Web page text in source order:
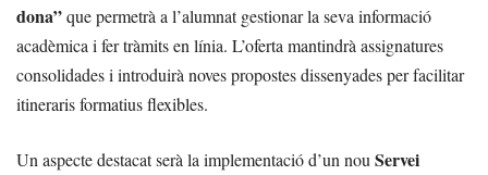
dona”que permetrà a l’alumnat gestionar la seva informació
acadèmica i fer tràmits en línia. L’oferta mantindrà assignatures
consolidades i introduirà noves propostes dissenyades per facilitar
itineraris formatius flexibles.
Un aspecte destacat serà la implementació d’un nou Servei